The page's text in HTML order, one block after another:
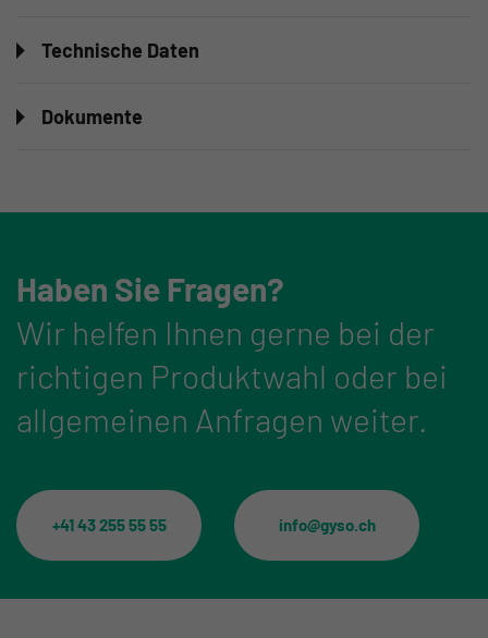
Technische Daten
Dokumente
Haben Sie Fragen?
Wir helfen Ihnen gerne bei der
richtigen Produktwahl oder bei
allgemeinen Anfragen weiter.
+41 43 255 55 55 info@gyso.ch